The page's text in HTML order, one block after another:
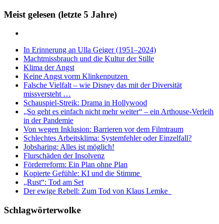
Meist gelesen (letzte 5 Jahre)
In Erinnerung an Ulla Geiger (1951–2024)
Machtmissbrauch und die Kultur der Stille
Klima der Angst
Keine Angst vorm Klinkenputzen
Falsche Vielfalt – wie Disney das mit der Diversität
missversteht …
Schauspiel-Streik: Drama in Hollywood
„So geht es einfach nicht mehr weiter“ – ein Arthouse-Verleih
in der Pandemie
Von wegen Inklusion: Barrieren vor dem Filmtraum
Schlechtes Arbeitsklima: Systemfehler oder Einzelfall?
Jobsharing: Alles ist möglich!
Flurschäden der Insolvenz
Förderreform: Ein Plan ohne Plan
Kopierte Gefühle: KI und die Stimme
„Rust“: Tod am Set
Der ewige Rebell: Zum Tod von Klaus Lemke
Schlagwörterwolke